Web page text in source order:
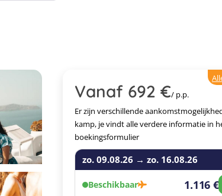
Vanaf 692 €/ p.p.
Er zijn verschillende
kamp, je vindt alle verdere informatie in
boekingsformulier
zo. 09.08.26 →zo. 16.08.26
Beschikbaar 1.116 €